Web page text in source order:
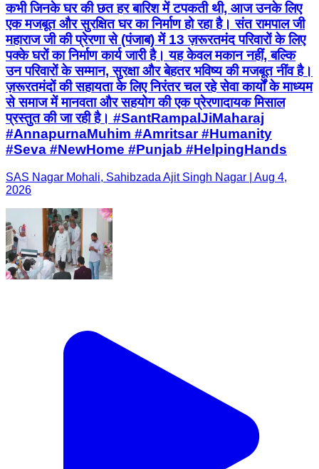
कभी जिनके घर की छत हर बारिश में टपकती थी, आज उनके लिए
एक मजबूत और सुरक्षित घर का निर्माण हो रहा है। संत रामपाल जी
महाराज जी की प्रेरणा से (पंजाब) में 13 ज़रूरतमंद परिवारों के लिए
पक्के घरों का निर्माण कार्य जारी है। यह केवल मकान नहीं, बल्कि
उन परिवारों के सम्मान, सुरक्षा और बेहतर भविष्य की मजबूत नींव है।
ज़रूरतमंदों की सहायता के लिए निरंतर चल रहे सेवा कार्यों के माध्यम
से समाज में मानवता और सहयोग की एक प्रेरणादायक मिसाल
प्रस्तुत की जा रही है। #SantRampalJiMaharaj
#AnnapurnaMuhim #Amritsar #Humanity
#Seva #NewHome #Punjab #HelpingHands
SAS Nagar Mohali, Sahibzada Ajit Singh Nagar | Aug 4,
2026